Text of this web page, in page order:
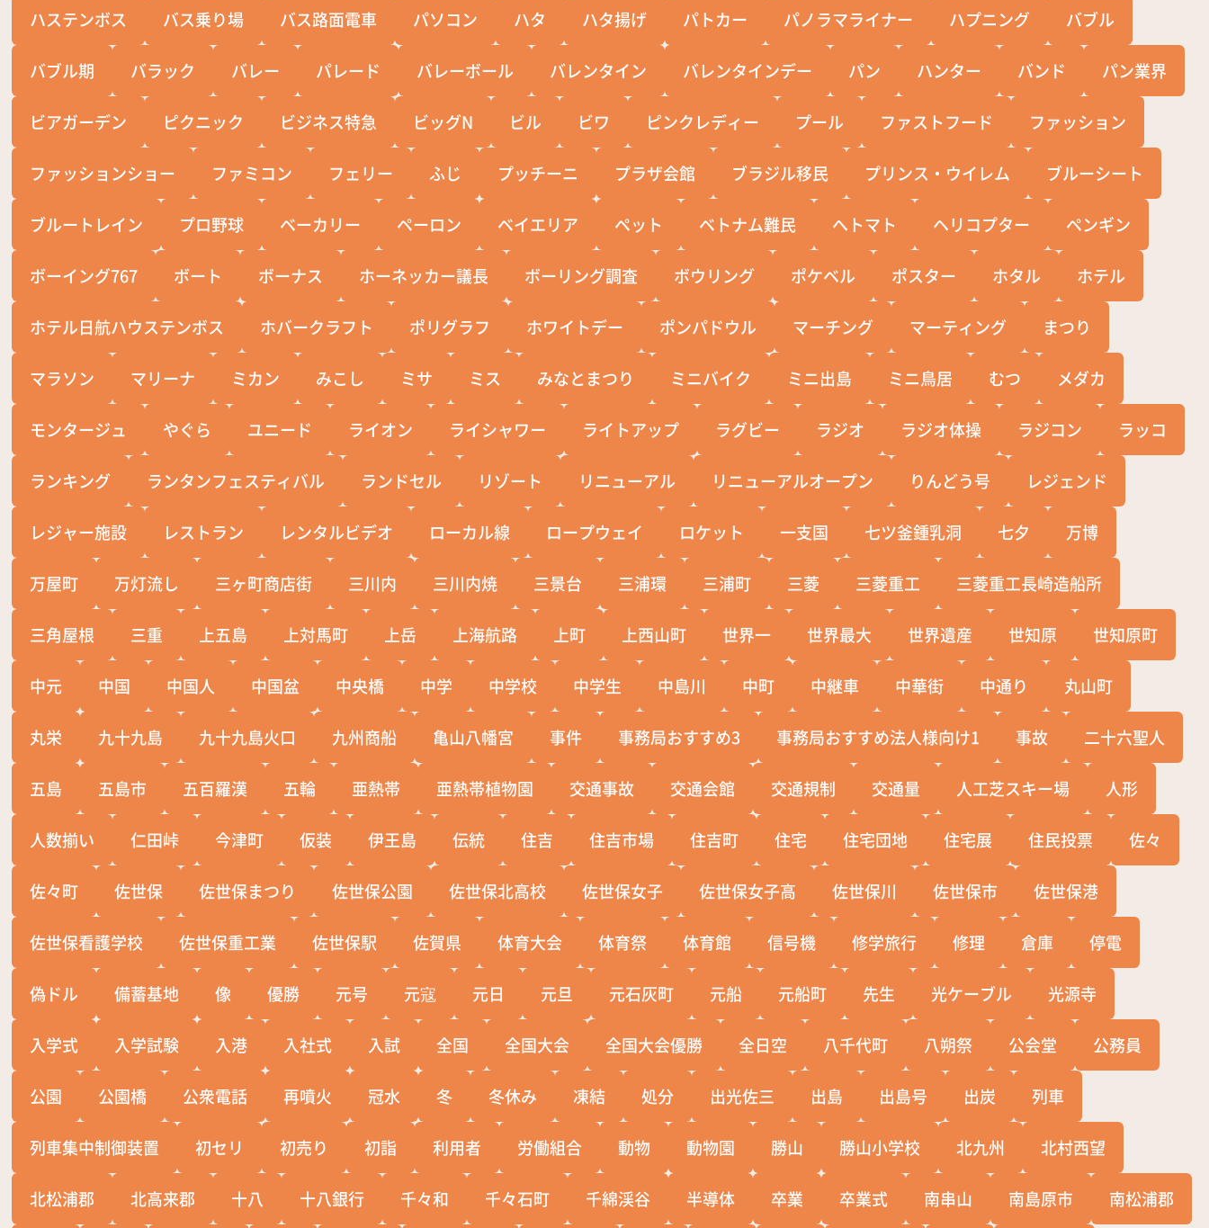
ハステンボス バス乗り場 バス路面電車 パソコン ハタ ハタ揚げ パトカー パノラマライナー ハプニング バブル
バブル期 バラック バレー パレード バレーボール バレンタイン バレンタインデー パン ハンター バンド パン業界
ビアガーデン ピクニック ビジネス特急 ビッグN ビル ビワ ピンクレディー プール ファストフード ファッション
ファッションショー ファミコン フェリー ふじ プッチーニ プラザ会館 ブラジル移民 プリンス・ウイレム ブルーシート
ブルートレイン プロ野球 ベーカリー ペーロン ベイエリア ペット ベトナム難民 へトマト ヘリコプター ペンギン
ボーイング767 ボート ボーナス ホーネッカー議長 ボーリング調査 ボウリング ポケベル ポスター ホタル ホテル
ホテル日航ハウステンボス ホバークラフト ポリグラフ ホワイトデー ポンパドウル マーチング マーティング まつり
マラソン マリーナ ミカン みこし ミサ ミス みなとまつり ミニバイク ミニ出島 ミニ鳥居 むつ メダカ
モンタージュ やぐら ユニード ライオン ライシャワー ライトアップ ラグビー ラジオ ラジオ体操 ラジコン ラッコ
ランキング ランタンフェスティバル ランドセル リゾート リニューアル リニューアルオープン りんどう号 レジェンド
レジャー施設 レストラン レンタルビデオ ローカル線 ロープウェイ ロケット 一支国 七ツ釜鍾乳洞 七夕 万博
万屋町 万灯流し 三ヶ町商店街 三川内 三川内焼 三景台 三浦環 三浦町 三菱 三菱重工 三菱重工長崎造船所
三角屋根 三重 上五島 上対馬町 上岳 上海航路 上町 上西山町 世界一 世界最大 世界遺産 世知原 世知原町
中元 中国 中国人 中国盆 中央橋 中学 中学校 中学生 中島川 中町 中継車 中華街 中通り 丸山町
丸栄 九十九島 九十九島火口 九州商船 亀山八幡宮 事件 事務局おすすめ3 事務局おすすめ法人様向け1 事故 二十六聖人
五島 五島市 五百羅漢 五輪 亜熱帯 亜熱帯植物園 交通事故 交通会館 交通規制 交通量 人工芝スキー場 人形
人数揃い 仁田峠 今津町 仮装 伊王島 伝統 住吉 住吉市場 住吉町 住宅 住宅団地 住宅展 住民投票 佐々
佐々町 佐世保 佐世保まつり 佐世保公園 佐世保北高校 佐世保女子 佐世保女子高 佐世保川 佐世保市 佐世保港
佐世保看護学校 佐世保重工業 佐世保駅 佐賀県 体育大会 体育祭 体育館 信号機 修学旅行 修理 倉庫 停電
偽ドル 備蓄基地 像 優勝 元号 元寇 元日 元旦 元石灰町 元船 元船町 先生 光ケーブル 光源寺
入学式 入学試験 入港 入社式 入試 全国 全国大会 全国大会優勝 全日空 八千代町 八朔祭 公会堂 公務員
公園 公園橋 公衆電話 再噴火 冠水 冬 冬休み 凍結 処分 出光佐三 出島 出島号 出炭 列車
列車集中制御装置 初セリ 初売り 初詣 利用者 労働組合 動物 動物園 勝山 勝山小学校 北九州 北村西望
北松浦郡 北高来郡 十八 十八銀行 千々和 千々石町 千綿渓谷 半導体 卒業 卒業式 南串山 南島原市 南松浦郡